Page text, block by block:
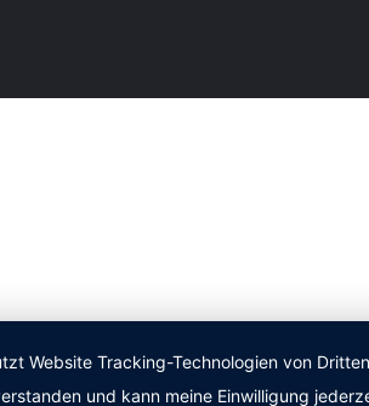
Website Tracking-Technologien von
und kann meine Einwilligung